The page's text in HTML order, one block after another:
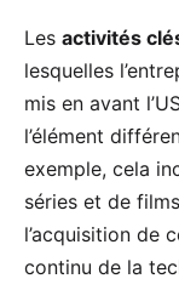
Les activités
lesquelles
mis en avant
l’élément
exemple, cela
séries et de
l’acquisition de
continu de la